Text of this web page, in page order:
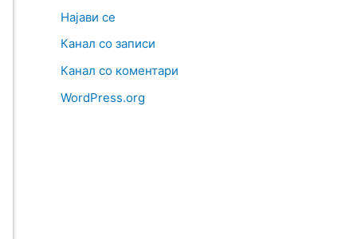
Најави се
Канал со записи
Канал со коментари
WordPress.org